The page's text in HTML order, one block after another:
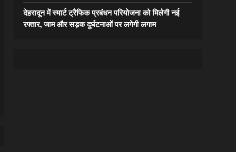
देहरादून में स्मार्ट ट्रैफिक प्रबंधन परियोजना को मिलेगी नई
रफ्तार, जाम और सड़क दुर्घटनाओं पर लगेगी लगाम